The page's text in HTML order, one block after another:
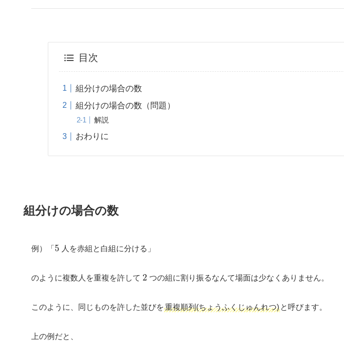
目次
組分けの場合の数
組分けの場合の数（問題）
解説
おわりに
組分けの場合の数
例）「
5
人を赤組と白組に分ける」
のように複数人を重複を許して
2
つの組に割り振るなんて場面は少なくありません。
このように、同じものを許した並びを重複順列(ちょうふくじゅんれつ) と呼びます。
上の例だと、